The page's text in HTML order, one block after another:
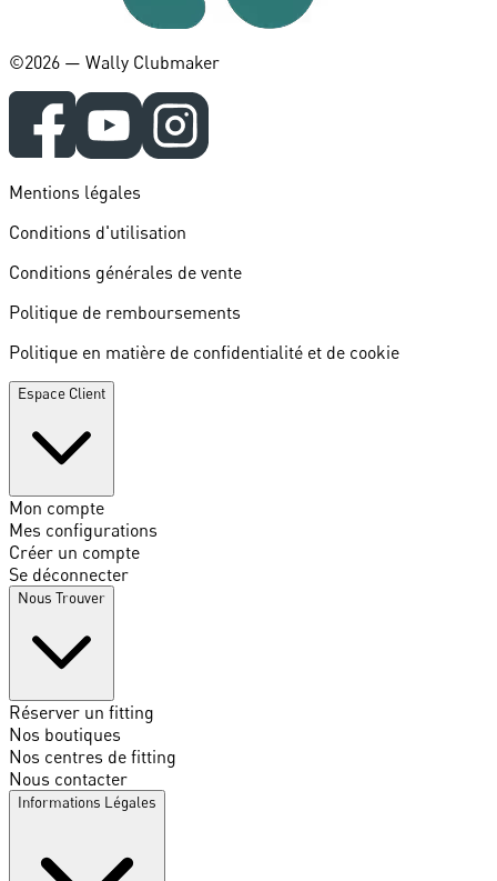
©️2026 — Wally Clubmaker
Mentions légales
Conditions d'utilisation
Conditions générales de vente
Politique de remboursements
Politique en matière de confidentialité et de cookie
Espace Client
Mon compte
Mes configurations
Créer un compte
Se déconnecter
Nous Trouver
Réserver un fitting
Nos boutiques
Nos centres de fitting
Nous contacter
Informations Légales